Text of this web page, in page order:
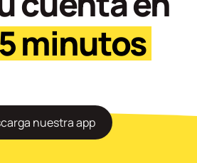
minutos
nuestra app